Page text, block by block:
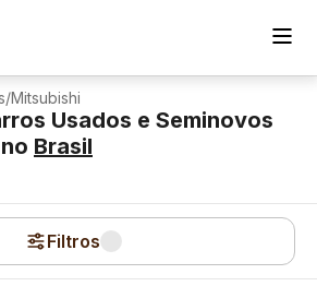
/Mitsubishi
Usados e Seminovos
no Brasil
Filtros